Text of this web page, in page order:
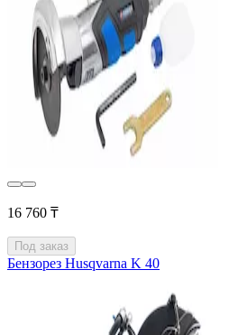
16 760 ₸
Под заказ
Бензорез Husqvarna K 40